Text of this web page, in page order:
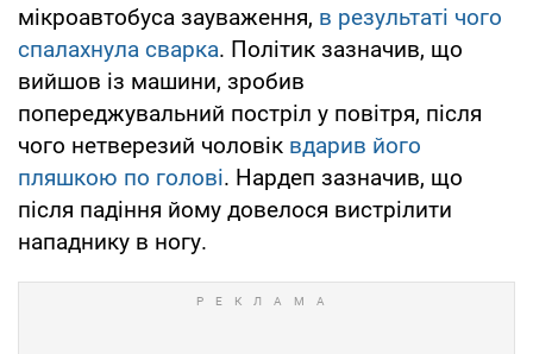
мікроавтобуса зауваження, в результаті чого
спалахнула сварка. Політик зазначив, що
вийшов із машини, зробив
попереджувальний постріл у повітря, після
чого нетверезий чоловік вдарив його
пляшкою по голові. Нардеп зазначив, що
після падіння йому довелося вистрілити
нападнику в ногу.